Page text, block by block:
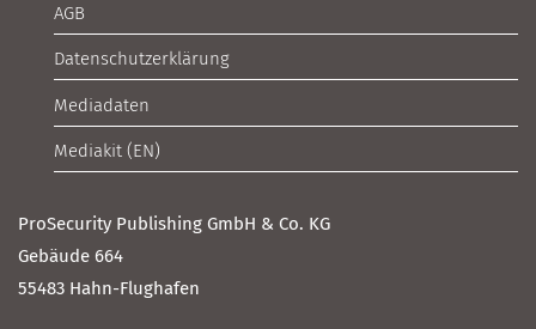
AGB
Datenschutzerklärung
Mediadaten
Mediakit (EN)
ProSecurity Publishing GmbH & Co. KG
Gebäude 664
55483 Hahn-Flughafen